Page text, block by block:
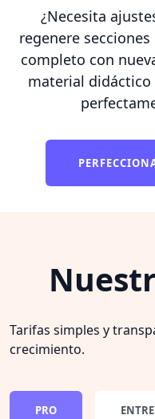
¿Necesita
regenere
completo con
material didáctico
Tarifas simples y
crecimiento.
PRO